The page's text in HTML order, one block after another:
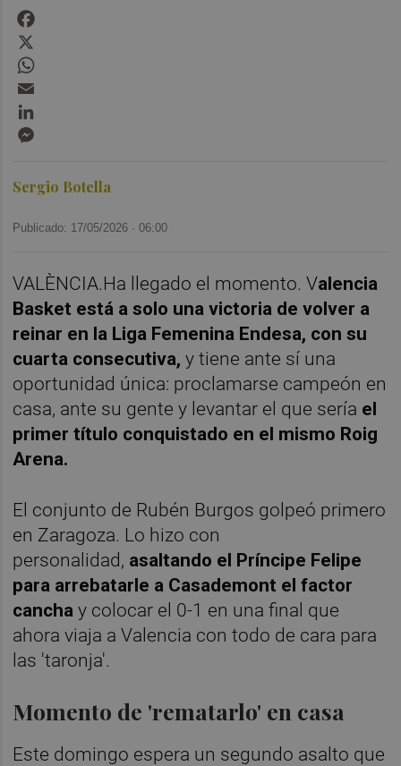
Sergio Botella
Publicado: 17/05/2026 ·06:00
VALÈNCIA.Ha llegado el momento. Valencia
Basket está a solo una victoria de volver a
reinar en la Liga Femenina Endesa, con su
cuarta consecutiva, y tiene ante sí una
oportunidad única: proclamarse campeón en
casa, ante su gente y levantar el que sería el
primer título conquistado en el mismo Roig
Arena.
El conjunto de Rubén Burgos golpeó primero
en Zaragoza. Lo hizo con
personalidad, asaltando el Príncipe Felipe
para arrebatarle a Casademont el factor
canchay colocar el 0-1 en una final que
ahora viaja a Valencia con todo de cara para
las 'taronja'.
Momento de 'rematarlo' en casa
Este domingo espera un segundo asalto que